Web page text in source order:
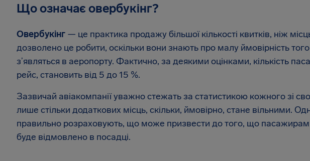
Що означає овербукінг?
Овербукінг — це практика продажу більшої кількості квитків, ніж
дозволено це робити, оскільки вони знають про малу ймовірність
з’являться в аеропорту. Фактично, за деякими оцінками, кількість
рейс, становить від 5 до 15 %.
Зазвичай авіакомпанії уважно стежать за статистикою кожного зі
лише стільки додаткових місць, скільки, ймовірно, стане вільними.
правильно розраховують, що може призвести до того, що пасажирам
буде відмовлено в посадці.